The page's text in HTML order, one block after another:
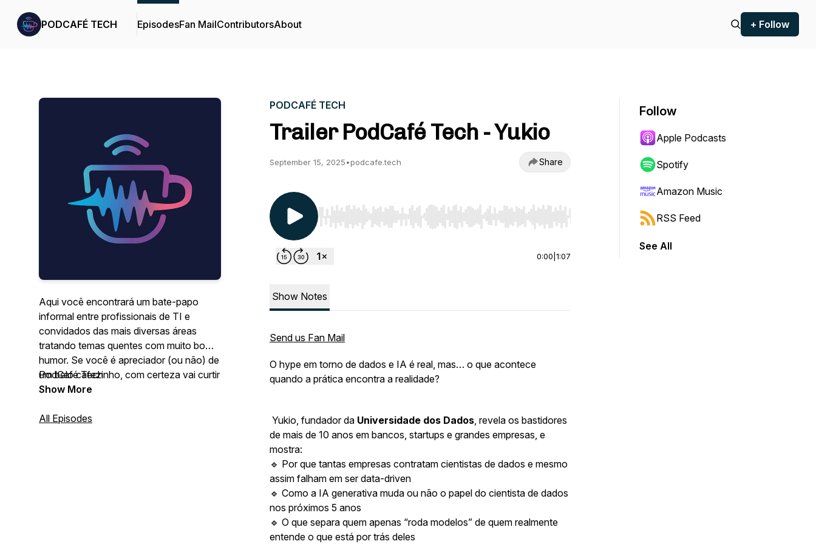
PODCAFÉ TECH EpisodesFan MailContributorsAbout + Follow
Aqui você encontrará um bate-papo
informal entre profissionais de TI e
convidados das mais diversas áreas
tratando temas quentes com muito bom
humor. Se você é apreciador (ou não) de
um belo cafezinho, com certeza vai curtir
esse bate papo. Uma forma descontraída
atualizado com as principais questões da
PodCafé Tech
Show More
All Episodes
PODCAFÉ TECH
Trailer PodCafé Tech - Yukio
September 15, 2025•podcafe.tech Share
Use Left/Right to seek, Home/End to jump to start or end. Hold shift to jump forward or backward.
0:00 1:07
Show Notes
Send us Fan Mail
O hype em torno de dados e IA é real, mas… o que acontece
quando a prática encontra a realidade?
Yukio, fundador da Universidade dos Dados, revela os bastidores
de mais de 10 anos em bancos, startups e grandes empresas, e
mostra:
🔹 Por que tantas empresas contratam cientistas de dados e mesmo
assim falham em ser data-driven
🔹 Como a IA generativa muda ou não o papel do cientista de dados
nos próximos 5 anos
🔹 O que separa quem apenas “roda modelos” de quem realmente
entende o que está por trás deles
Follow
Apple Podcasts
Spotify
Amazon Music
RSS Feed
See All